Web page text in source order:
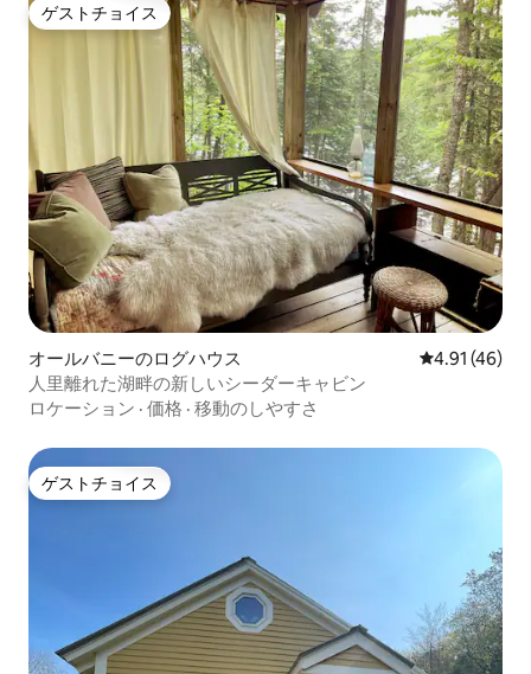
ゲストチョイス
ゲストチョイス
オールバニーのログハウス レビュー46
4.91 (46)
人里離れた湖畔の新しいシーダーキャビン
ロケーション · 価格 · 移動のしやすさ
ゲストチョイス
ゲストチョイス